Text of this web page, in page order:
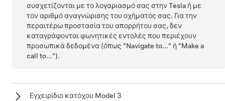
συσχετίζονται με το λογαριασμό σας στην Tesla ή με
τον αριθμό αναγνώρισης του οχήματός σας. Για την
περαιτέρω προστασία του απορρήτου σας, δεν
καταγράφονται φωνητικές εντολές που περιέχουν
προσωπικά δεδομένα (όπως "Navigate to..." ή "Make a
call to...").
Εγχειρίδιο κατόχου Model 3